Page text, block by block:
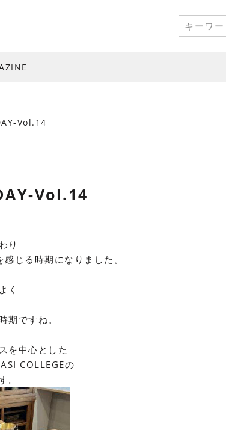
Vol.14
Vol.14
り
じる時期になりました。
く
期ですね。
を中心とした
COLLEGEの
。